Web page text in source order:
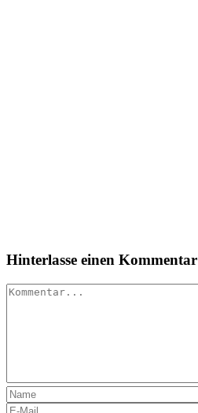
Hinterlasse einen Kommentar
Kommentar